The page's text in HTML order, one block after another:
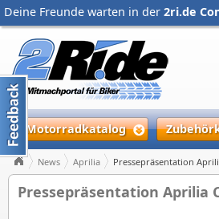
Deine Freunde warten in der 2ri.de
Motorradkatalog
News Aprilia Pressepräsentation
Pressepräsentation Aprilia